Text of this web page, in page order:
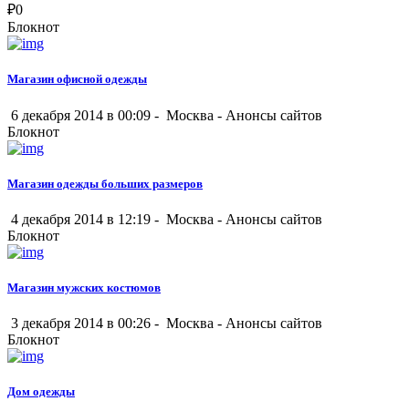
₽0
Блокнот
Магазин офисной одежды
6 декабря 2014 в 00:09 - Москва - Анонсы сайтов
Блокнот
Магазин одежды больших размеров
4 декабря 2014 в 12:19 - Москва - Анонсы сайтов
Блокнот
Магазин мужских костюмов
3 декабря 2014 в 00:26 - Москва - Анонсы сайтов
Блокнот
Дом одежды